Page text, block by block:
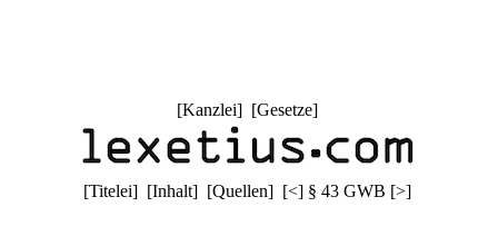
[Kanzlei] [Gesetze]
[Titelei] [Inhalt] [Quellen] [<] § 43 GWB [>]